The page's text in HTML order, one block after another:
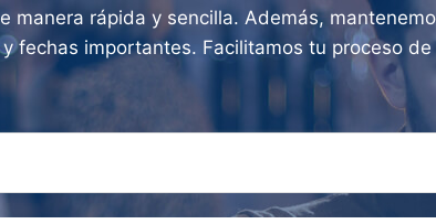
manera rápida y sencilla. Además,
fechas importantes. Facilitamos tu proceso